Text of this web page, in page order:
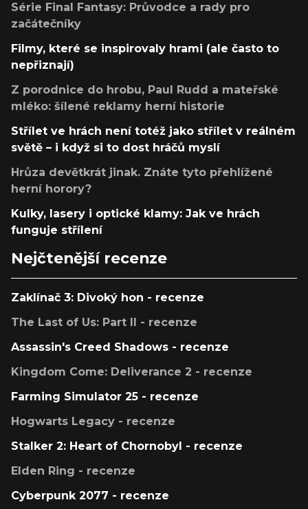
Série Final Fantasy: Průvodce a rady pro
začátečníky
Filmy, které se inspirovaly hrami (ale často to
nepřiznají)
Z porodnice do hrobu, Paul Rudd a mateřské
mléko: šílené reklamy herní historie
Střílet ve hrách není totéž jako střílet v reálném
světě – i když si to dost hráčů myslí
Hrůza devětkrát jinak. Znáte tyto přehlížené
herní horory?
Kulky, lasery i optické klamy: Jak ve hrách
funguje střílení
Nejčtenější recenze
Zaklínač 3: Divoký hon - recenze
The Last of Us: Part II - recenze
Assassin's Creed Shadows - recenze
Kingdom Come: Deliverance 2 - recenze
Farming Simulator 25 - recenze
Hogwarts Legacy - recenze
Stalker 2: Heart of Chornobyl - recenze
Elden Ring - recenze
Cyberpunk 2077 - recenze